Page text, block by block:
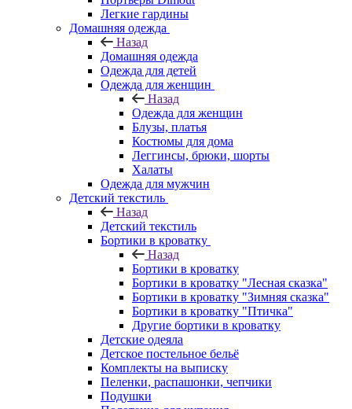
Легкие гардины
Домашняя одежда
Назад
Домашняя одежда
Одежда для детей
Одежда для женщин
Назад
Одежда для женщин
Блузы, платья
Костюмы для дома
Леггинсы, брюки, шорты
Халаты
Одежда для мужчин
Детский текстиль
Назад
Детский текстиль
Бортики в кроватку
Назад
Бортики в кроватку
Бортики в кроватку "Лесная сказка"
Бортики в кроватку "Зимняя сказка"
Бортики в кроватку "Птичка"
Другие бортики в кроватку
Детские одеяла
Детское постельное бельё
Комплекты на выписку
Пеленки, распашонки, чепчики
Подушки